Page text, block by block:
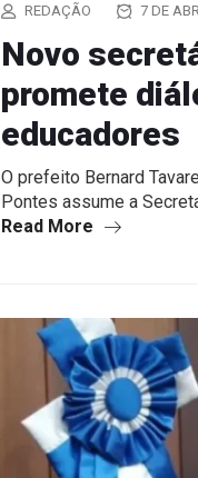
REDAÇÃO 7 DE
Novo
promete
educadores
O prefeito Bernard
Pontes assume a
Read More